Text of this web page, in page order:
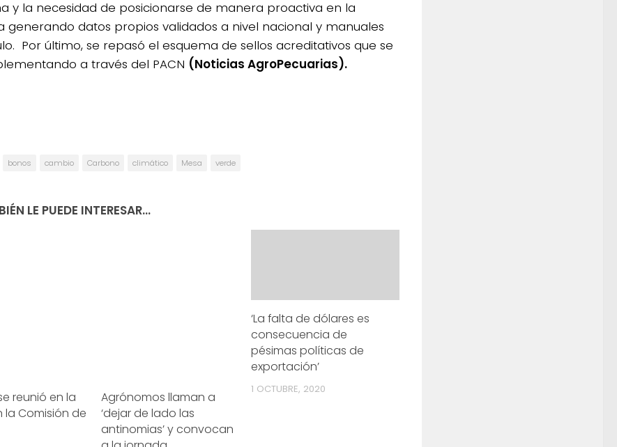
y la necesidad de posicionarse de manera proactiva en la
generando datos propios validados a nivel nacional y manuales
Por último, se repasó el esquema de sellos acreditativos que se
a través del PACN (Noticias AgroPecuarias).
bonos cambio Carbono climático Mesa verde
LE PUEDE INTERESAR...
reunió en la
la Comisión de
Agrónomos llaman a
‘dejar de lado las
antinomias’ y convocan
‘La falta de dólares es
consecuencia de
pésimas políticas de
exportación’
1 OCTUBRE, 2020